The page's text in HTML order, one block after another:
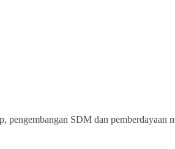
SDM dan pemberdayaan